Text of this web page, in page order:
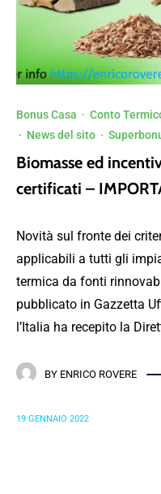
Bonus Casa · Conto
· News del sito ·
Biomasse ed
certificati –
Novità sul fronte dei
applicabili a tutti gli
termica da fonti
pubblicato in Gazzetta
l’Italia ha recepito la
BY ENRICO ROVERE
19 GENNAIO 2022